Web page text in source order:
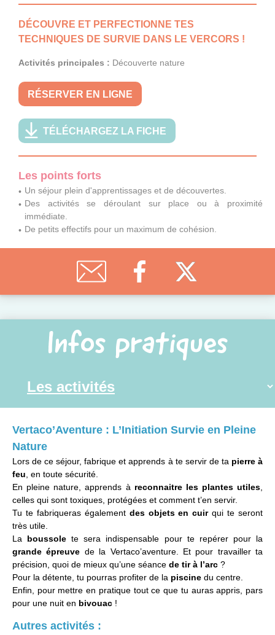
DÉCOUVRE ET PERFECTIONNE TES
TECHNIQUES DE SURVIE DANS LE VERCORS !
Activités principales : Découverte nature
RÉSERVER EN LIGNE
TÉLÉCHARGEZ LA FICHE
Les points forts
Un séjour plein d'apprentissages et de découvertes.
Des activités se déroulant sur place ou à proximité
immédiate.
De petits effectifs pour un maximum de cohésion.
Infos pratiques
Vertaco’Aventure : L’Initiation Survie en Pleine
Nature
Lors de ce séjour, fabrique et apprends à te servir de ta pierre à
feu, en toute sécurité.
En pleine nature, apprends à reconnaitre les plantes utiles,
celles qui sont toxiques, protégées et comment t’en servir.
Tu te fabriqueras également des objets en cuirqui te seront
très utile.
La boussole te sera indispensable pour te repérer pour la
grande épreuve de la Vertaco’aventure. Et pour travailler ta
précision, quoi de mieux qu’une séance de tir à l’arc ?
Pour la détente, tu pourras profiter de la piscine du centre.
Enfin, pour mettre en pratique tout ce que tu auras appris, pars
pour une nuit en bivouac !
Autres activités :